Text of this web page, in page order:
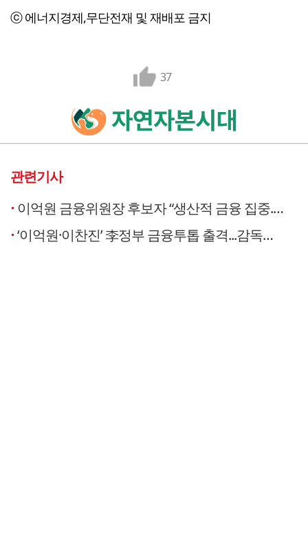
ⓒ 에너지경제,무단전재 및 재배포 금지
37
관련기사
이억원 금융위원장 후보자 “생산적 금융 집중...금감원과 원팀”
‘이억원·이찬진’ 李정부 금융투톱 출격...감독체계 개편 향방 촉각